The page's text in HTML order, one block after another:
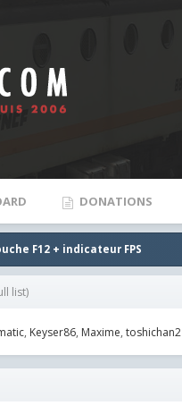
DONATIONS
F12 + indicateur FPS
list)
Keyser86 Maxime toshichan2